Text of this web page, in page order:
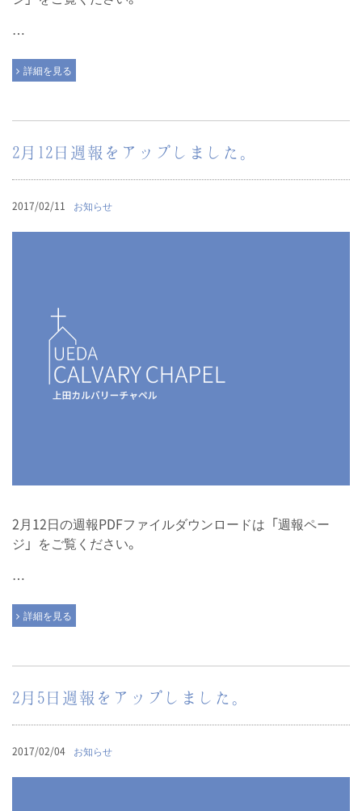
…
詳細を見る
2月12日週報をアップしました。
2017/02/11 お知らせ
2月12日の週報PDFファイルダウンロードは「週報ペー
ジ」をご覧ください。
…
詳細を見る
2月5日週報をアップしました。
2017/02/04 お知らせ